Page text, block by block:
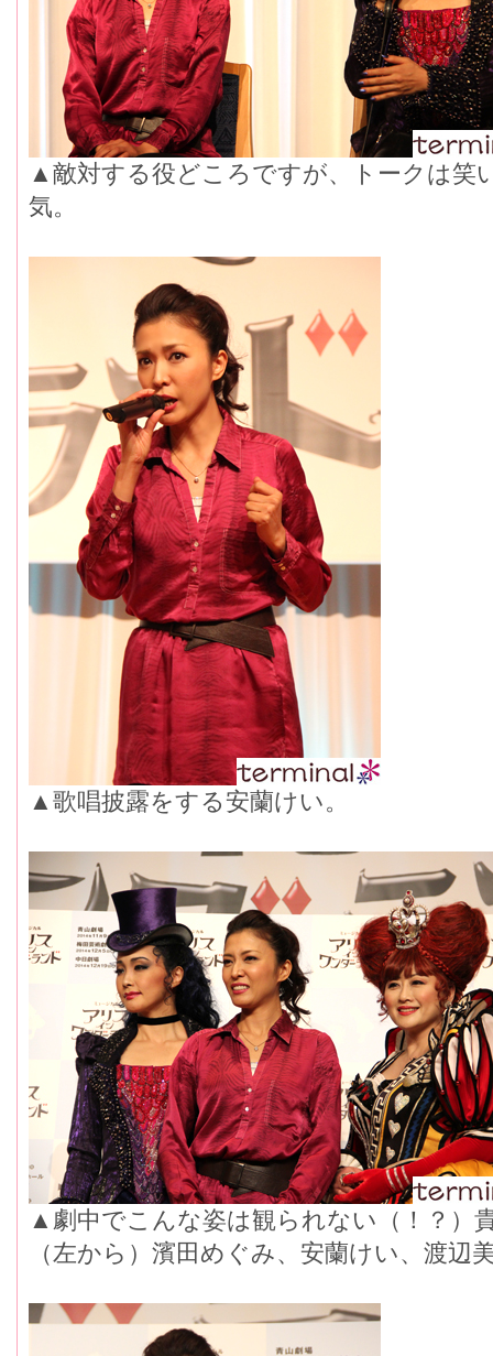
▲敵対する役どころですが、トークは笑
気。
▲歌唱披露をする安蘭けい。
▲劇中でこんな姿は観られない（！？）
（左から）濱田めぐみ、安蘭けい、渡辺